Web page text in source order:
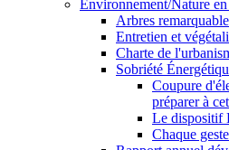
Environnement/Nature
Arbres
Entretien et
Charte de
Sobriété
Coupure
préparer à
Le dispositif
Chaque